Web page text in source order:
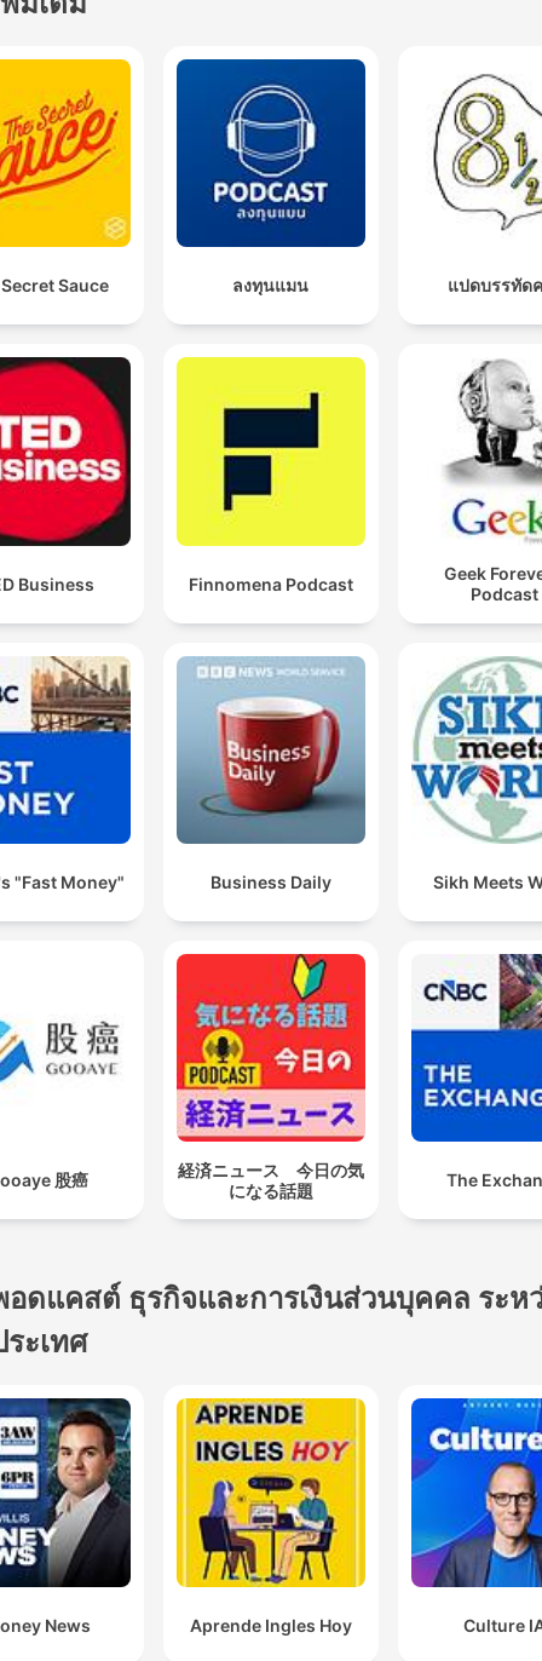
Sauce ลงทุนแมน แปดบรรทัด
Business Finnomena Podcast
Geek
Podcast
"Fast Money" Business Daily Sikh Meets
股癌
経済ニュース 今日の気
になる話題
The
อดแคสต์ ธุรกิจและการเงินส่วนบุคคล ระห
ระเทศ
News Aprende Ingles Hoy Culture